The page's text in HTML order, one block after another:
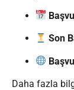
Son
Daha fazla